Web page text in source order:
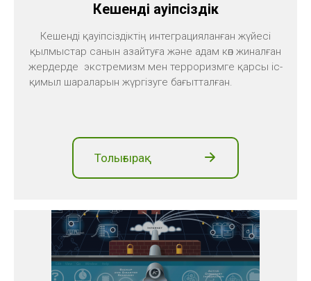
Кешенді қауіпсіздік
Кешенді қауіпсіздіктің интеграцияланған жүйесі
қылмыстар санын азайтуға және адам көп жиналған
жердерде экстремизм мен терроризмге қарсы іс-
қимыл шараларын жүргізуге бағытталған.
Толығырақ